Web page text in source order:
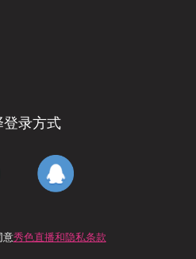
登录方式
意秀色直播和隐私条款